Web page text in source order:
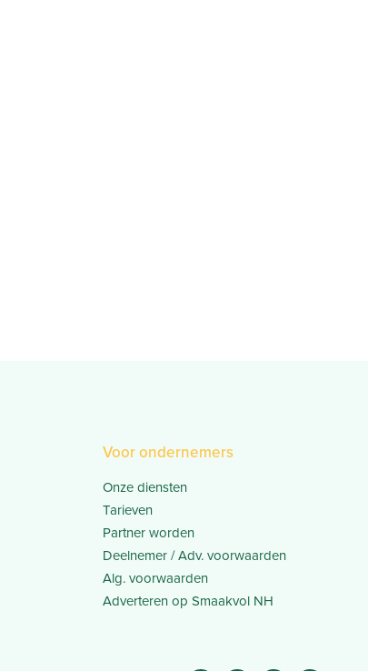
Voor ondernemers
Onze diensten
Tarieven
Partner worden
Deelnemer / Adv. voorwaarden
Alg. voorwaarden
Adverteren op Smaakvol NH